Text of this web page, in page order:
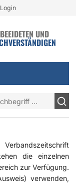
Login
UND
die einzelnen
zur Verfügung.
verwenden,